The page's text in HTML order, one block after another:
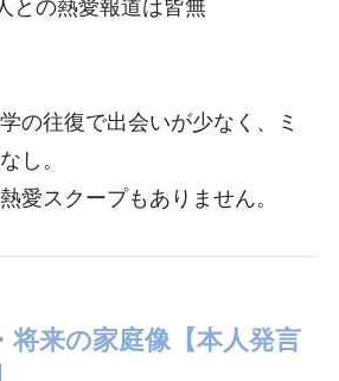
との熱愛報道は皆無
の往復で出会いが少なく、ミ
し。
愛スクープもありません。
将来の家庭像【本人発言